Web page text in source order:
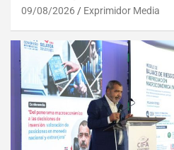
09/08/2026 Exprimidor Media